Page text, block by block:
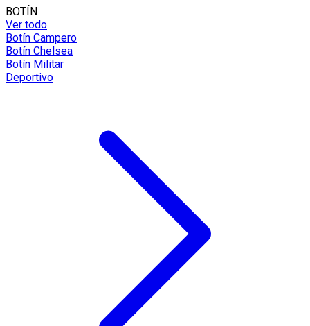
BOTÍN
Ver todo
Botín Campero
Botín Chelsea
Botín Militar
Deportivo